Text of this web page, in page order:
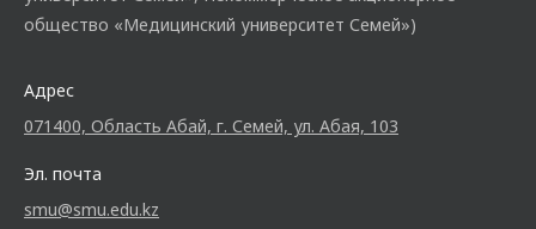
общество «Медицинский университет Семей»)
Адрес
071400, Область Абай, г. Семей, ул. Абая, 103
Эл. почта
smu@smu.edu.kz